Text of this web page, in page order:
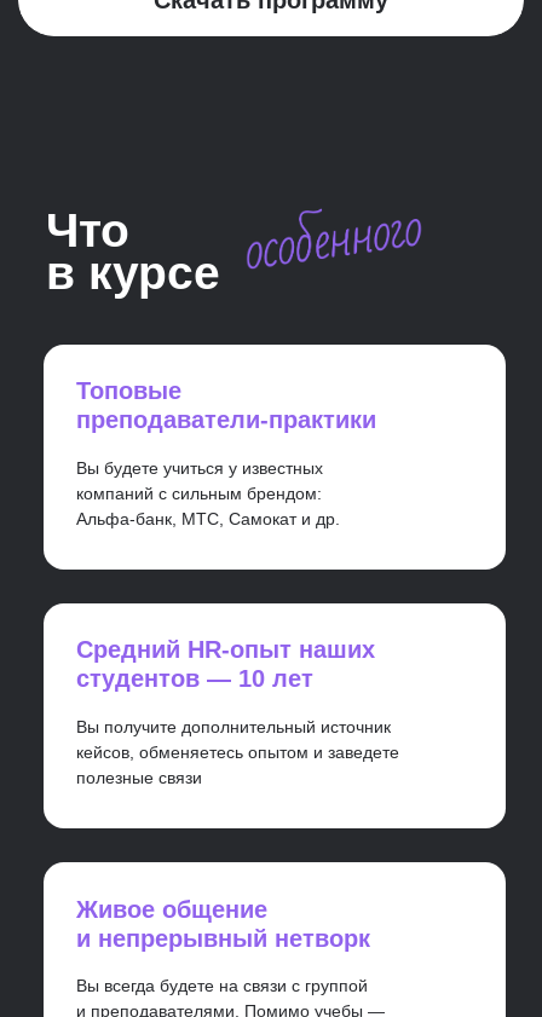
Курс HR директора в Topcareer — это не только онлайн-
лекции. Вы увидите вживую всех, с кем и у кого учитесь.
Победители на премии
RECRUITMENTS AWARDS 2024
В номинации «Лучшая
платформа для обучения в
Прокачиваем
карьеру с 2019 года